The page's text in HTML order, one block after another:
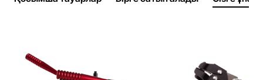
Төменгі фальц ролигі, қара 4,55 кг